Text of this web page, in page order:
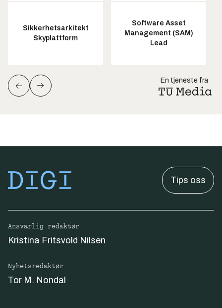
Sikkerhetsarkitekt
Skyplattform
Software Asset
Management (SAM)
Lead
En tjeneste fra
Tips oss
Ansvarlig redaktør
Kristina Fritsvold Nilsen
Nyhetsredaktør
Tor M. Nondal